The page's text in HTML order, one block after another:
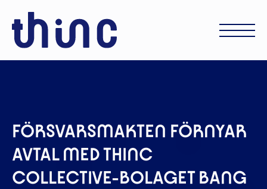
FÖRSVARSMAKTEN FÖRNYAR
AVTAL MED THINC
COLLECTIVE-BOLAGET BANG